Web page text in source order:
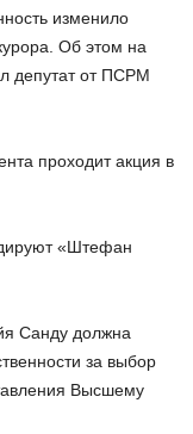
изменило
Об этом на
депутат от ПСРМ
проходит акция в
«Штефан
Санду должна
за выбор
Высшему